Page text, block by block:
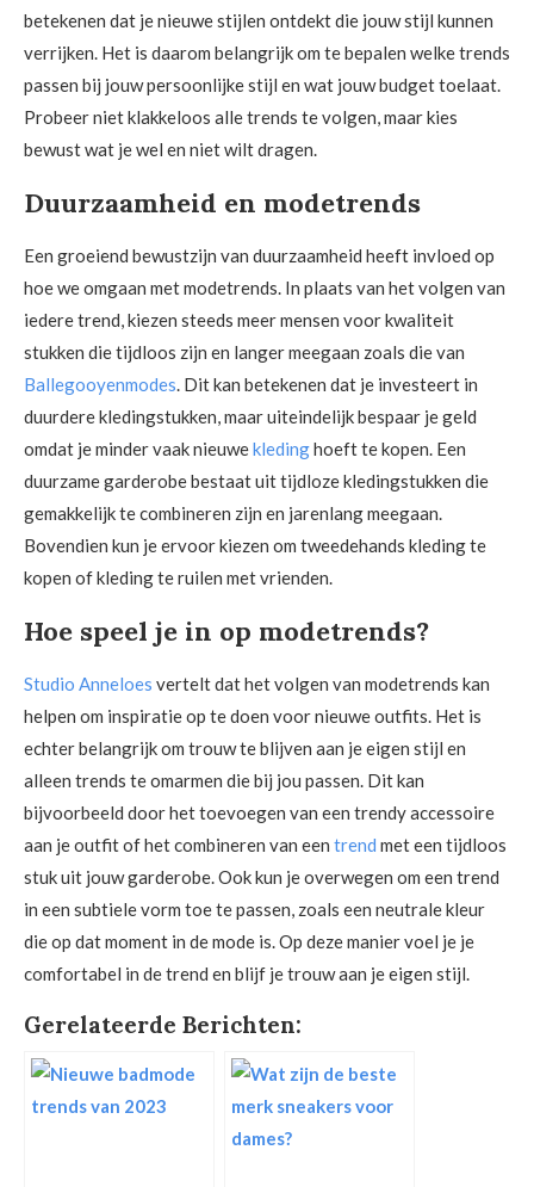
betekenen dat je nieuwe stijlen ontdekt die jouw stijl kunnen
verrijken. Het is daarom belangrijk om te bepalen welke trends
passen bij jouw persoonlijke stijl en wat jouw budget toelaat.
Probeer niet klakkeloos alle trends te volgen, maar kies
bewust wat je wel en niet wilt dragen.
Duurzaamheid en modetrends
Een groeiend bewustzijn van duurzaamheid heeft invloed op
hoe we omgaan met modetrends. In plaats van het volgen van
iedere trend, kiezen steeds meer mensen voor kwaliteit
stukken die tijdloos zijn en langer meegaan zoals die van
Ballegooyenmodes. Dit kan betekenen dat je investeert in
duurdere kledingstukken, maar uiteindelijk bespaar je geld
omdat je minder vaak nieuwekledinghoeft te kopen. Een
duurzame garderobe bestaat uit tijdloze kledingstukken die
gemakkelijk te combineren zijn en jarenlang meegaan.
Bovendien kun je ervoor kiezen om tweedehands kleding te
kopen of kleding te ruilen met vrienden.
Hoe speel je in op modetrends?
Studio Anneloes vertelt dat het volgen van modetrends kan
helpen om inspiratie op te doen voor nieuwe outfits. Het is
echter belangrijk om trouw te blijven aan je eigen stijl en
alleen trends te omarmen die bij jou passen. Dit kan
bijvoorbeeld door het toevoegen van een trendy accessoire
aan je outfit of het combineren van een trend met een tijdloos
stuk uit jouw garderobe. Ook kun je overwegen om een trend
in een subtiele vorm toe te passen, zoals een neutrale kleur
die op dat moment in de mode is. Op deze manier voel je je
comfortabel in de trend en blijf je trouw aan je eigen stijl.
Gerelateerde Berichten: